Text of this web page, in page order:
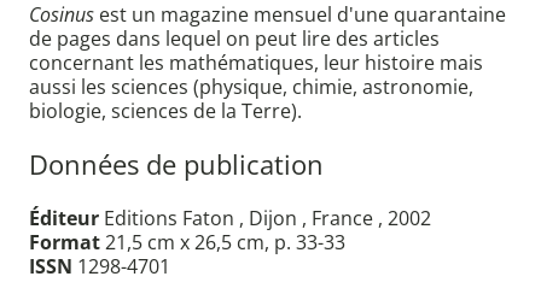
Cosinus est un magazine mensuel d'une quarantaine
de pages dans lequel on peut lire des articles
concernant les mathématiques, leur histoire mais
aussi les sciences (physique, chimie, astronomie,
biologie, sciences de la Terre).
Données de publication
Éditeur Editions Faton , Dijon , France , 2002
Format21,5 cm x 26,5 cm, p. 33-33
ISSN 1298-4701